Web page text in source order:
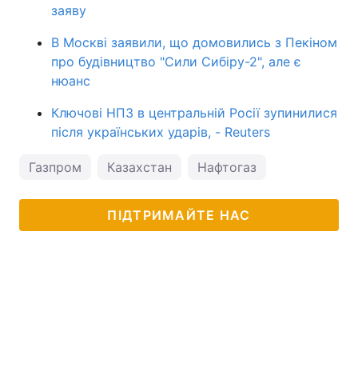
заяву
В Москві заявили, що домовились з Пекіном
про будівництво "Сили Сибіру-2", але є
нюанс
Ключові НПЗ в центральній Росії зупинилися
після українських ударів, - Reuters
Газпром Казахстан Нафтогаз
ПІДТРИМАЙТЕ НАС